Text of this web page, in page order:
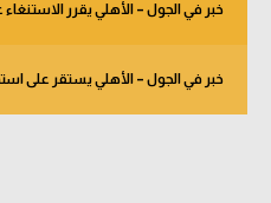
خبر في الجول – الأهلي يقرر
خبر في الجول – الأهلي يستقر على